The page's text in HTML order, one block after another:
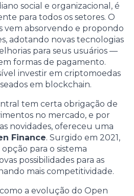
social e organizacional, é
para todos os setores. O
vem absorvendo e propondo
adotando novas tecnologias
para seus usuários —
formas de pagamento.
investir em criptomoedas
em blockchain.
tem certa obrigação de
no mercado, e por
novidades, ofereceu uma
Finance. Surgido em 2021,
para o sistema
possibilidades para as
mais competitividade.
a evolução do Open